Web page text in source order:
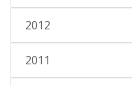
2012
2011